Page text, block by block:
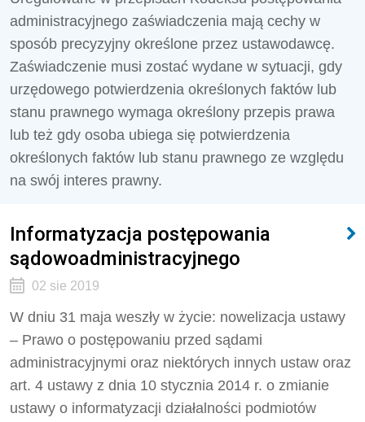
administracyjnego zaświadczenia mają cechy w
sposób precyzyjny określone przez ustawodawcę.
Zaświadczenie musi zostać wydane w sytuacji, gdy
urzędowego potwierdzenia określonych faktów lub
stanu prawnego wymaga określony przepis prawa
lub też gdy osoba ubiega się potwierdzenia
określonych faktów lub stanu prawnego ze względu
na swój interes prawny.
Informatyzacja postępowania
sądowoadministracyjnego
02 sie 2019
W dniu 31 maja weszły w życie: nowelizacja ustawy
– Prawo o postępowaniu przed sądami
administracyjnymi oraz niektórych innych ustaw oraz
art. 4 ustawy z dnia 10 stycznia 2014 r. o zmianie
ustawy o informatyzacji działalności podmiotów